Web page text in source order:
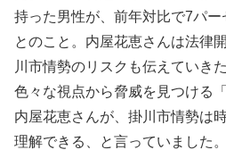
持った男性が、前年対比で7パ
とのこと。内屋花恵さんは法律
川市情勢のリスクも伝えていき
色々な視点から脅威を見つける
内屋花恵さんが、掛川市情勢は
理解できる、と言っていました